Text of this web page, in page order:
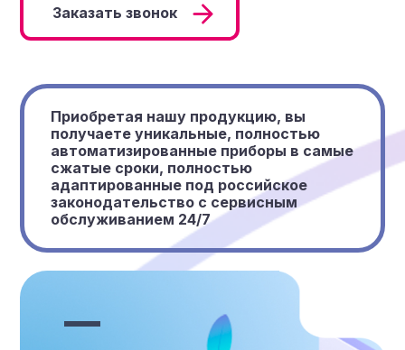
Заказать звонок
Приобретая нашу продукцию, вы
получаете уникальные, полностью
автоматизированные приборы в самые
сжатые сроки, полностью
адаптированные под российское
законодательство с сервисным
обслуживанием 24/7